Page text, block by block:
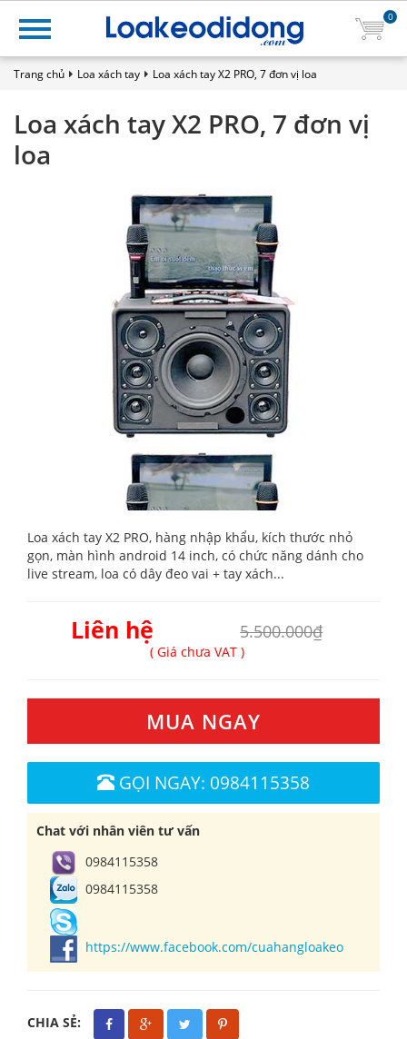
0
Trang chủ Loa xách tay Loa xách tay X2 PRO, 7 đơn vị loa
Loa xách tay X2 PRO, 7 đơn vị
loa
Loa xách tay X2 PRO, hàng nhập khẩu, kích thước nhỏ
gọn, màn hình android 14 inch, có chức năng dánh cho
live stream, loa có dây đeo vai + tay xách...
Liên hệ 5.500.000₫
( Giá chưa VAT )
MUA NGAY
GỌI NGAY: 0984115358
Chat với nhân viên tư vấn
0984115358
0984115358
https://www.facebook.com/cuahangloakeo
CHIA SẺ: